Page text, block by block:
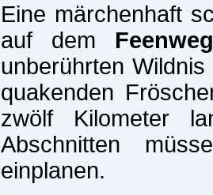
Eine märchenhaft
auf dem Feenweg
unberührten
quakenden
zwölf Kilometer
Abschnitten
einplanen.